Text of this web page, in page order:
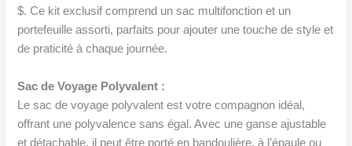
$. Ce kit exclusif comprend un sac multifonction et un
portefeuille assorti, parfaits pour ajouter une touche de style et
de praticité à chaque journée.
Sac de Voyage Polyvalent :
Le sac de voyage polyvalent est votre compagnon idéal,
offrant une polyvalence sans égal. Avec une ganse ajustable
et détachable, il peut être porté en bandoulière, à l’épaule ou